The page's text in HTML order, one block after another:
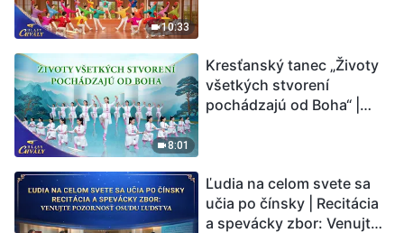
10:33
8:01
Kresťanský tanec „Životy
všetkých stvorení
pochádzajú od Boha“ |
Ľudia na celom svete sa
učia po čínsky | Recitácia
a spevácky zbor: Venujte